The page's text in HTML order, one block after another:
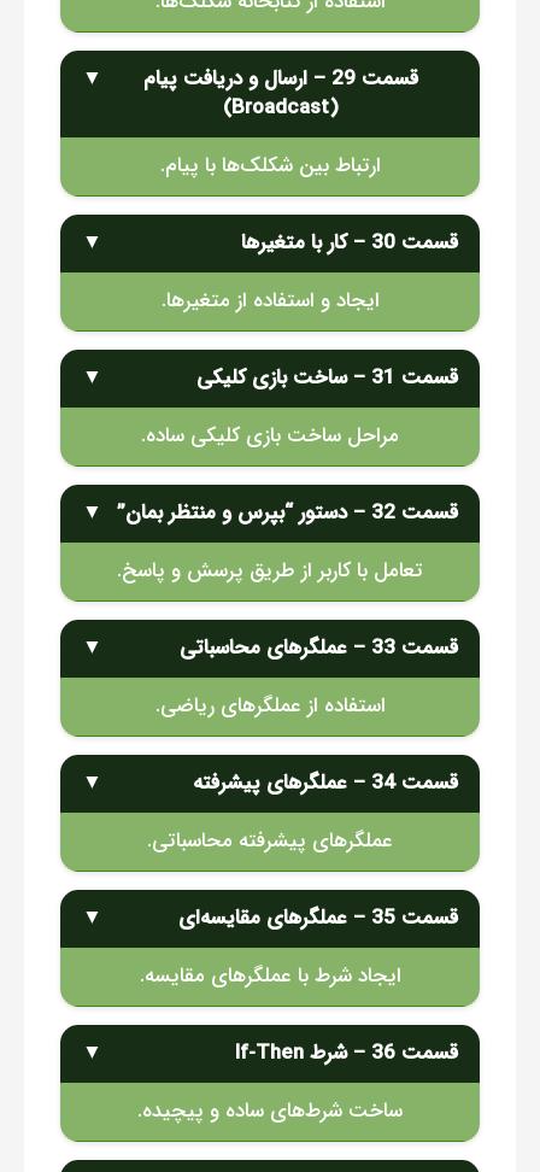
قسمت 29 – ارسال و دریافت پیام
(Broadcast)
▼
ارتباط بین شکلک‌ها با پیام.
قسمت 30 – کار با متغیرها
▼
ایجاد و استفاده از متغیرها.
قسمت 31 – ساخت بازی کلیکی
▼
مراحل ساخت بازی کلیکی ساده.
قسمت 32 – دستور “بپرس و منتظر بمان”
▼
تعامل با کاربر از طریق پرسش و پاسخ.
قسمت 33 – عملگرهای محاسباتی
▼
استفاده از عملگرهای ریاضی.
قسمت 34 – عملگرهای پیشرفته
▼
عملگرهای پیشرفته محاسباتی.
قسمت 35 – عملگرهای مقایسه‌ای
▼
ایجاد شرط با عملگرهای مقایسه.
قسمت 36 – شرط If-Then
▼
ساخت شرط‌های ساده و پیچیده.